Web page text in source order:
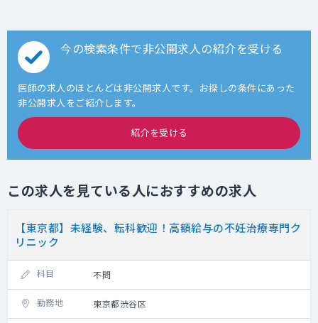
今の検索条件で非公開求人の紹介を受ける
医師の求人のほとんどは非公開求人です。お探しの条件にあった
非公開求人をご紹介します。
紹介を受ける
この求人を見ている人におすすめの求人
【東京都】未経験、転科歓迎！高額給与の不妊治療専門ク
リニック
科目 不問
勤務地 東京都渋谷区